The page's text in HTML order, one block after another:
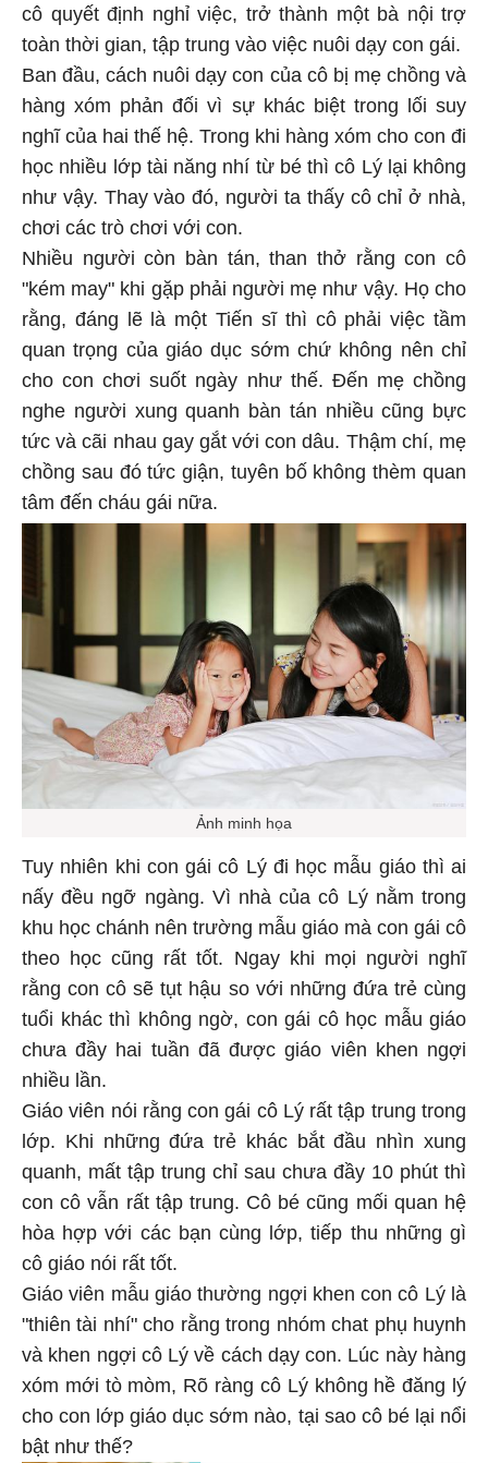
cô quyết định nghỉ việc, trở thành một bà nội trợ
toàn thời gian, tập trung vào việc nuôi dạy con gái.
Ban đầu, cách nuôi dạy con của cô bị mẹ chồng và
hàng xóm phản đối vì sự khác biệt trong lối suy
nghĩ của hai thế hệ. Trong khi hàng xóm cho con đi
học nhiều lớp tài năng nhí từ bé thì cô Lý lại không
như vậy. Thay vào đó, người ta thấy cô chỉ ở nhà,
chơi các trò chơi với con.
Nhiều người còn bàn tán, than thở rằng con cô
"kém may" khi gặp phải người mẹ như vậy. Họ cho
rằng, đáng lẽ là một Tiến sĩ thì cô phải việc tầm
quan trọng của giáo dục sớm chứ không nên chỉ
cho con chơi suốt ngày như thế. Đến mẹ chồng
nghe người xung quanh bàn tán nhiều cũng bực
tức và cãi nhau gay gắt với con dâu. Thậm chí, mẹ
chồng sau đó tức giận, tuyên bố không thèm quan
tâm đến cháu gái nữa.
Ảnh minh họa
Tuy nhiên khi con gái cô Lý đi học mẫu giáo thì ai
nấy đều ngỡ ngàng. Vì nhà của cô Lý nằm trong
khu học chánh nên trường mẫu giáo mà con gái cô
theo học cũng rất tốt. Ngay khi mọi người nghĩ
rằng con cô sẽ tụt hậu so với những đứa trẻ cùng
tuổi khác thì không ngờ, con gái cô học mẫu giáo
chưa đầy hai tuần đã được giáo viên khen ngợi
nhiều lần.
Giáo viên nói rằng con gái cô Lý rất tập trung trong
lớp. Khi những đứa trẻ khác bắt đầu nhìn xung
quanh, mất tập trung chỉ sau chưa đầy 10 phút thì
con cô vẫn rất tập trung. Cô bé cũng mối quan hệ
hòa hợp với các bạn cùng lớp, tiếp thu những gì
cô giáo nói rất tốt.
Giáo viên mẫu giáo thường ngợi khen con cô Lý là
"thiên tài nhí" cho rằng trong nhóm chat phụ huynh
và khen ngợi cô Lý về cách dạy con. Lúc này hàng
xóm mới tò mòm, Rõ ràng cô Lý không hề đăng lý
cho con lớp giáo dục sớm nào, tại sao cô bé lại nổi
bật như thế?